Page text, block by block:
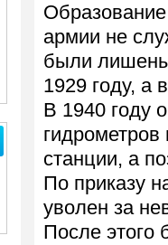
армии не
были лишены
1929 году, а
В 1940 году
гидрометров
станции, а
По приказу
уволен за
После этого